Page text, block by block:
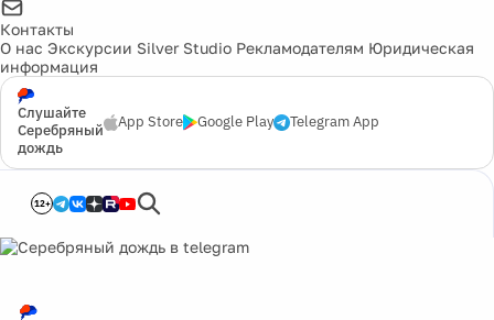
Контакты
О нас Экскурсии Silver Studio Рекламодателям Юридическая
информация
Слушайте
Серебряный
дождь
App Store Google Play Telegram App
12+